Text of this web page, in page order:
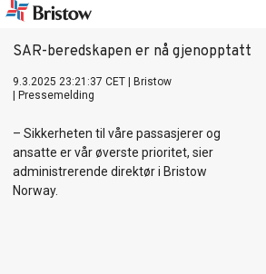
SAR-beredskapen er nå gjenopptatt
9.3.2025 23:21:37 CET
Bristow
Pressemelding
– Sikkerheten til våre passasjerer og
ansatte er vår øverste prioritet, sier
administrerende direktør i Bristow
Norway.